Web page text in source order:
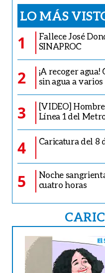
LO MÁS
1
Fallece José
SINAPROC
2
¡A recoger
sin agua a
3
[VIDEO]
Línea 1 del
4 Caricatura del 8
5
Noche
cuatro horas